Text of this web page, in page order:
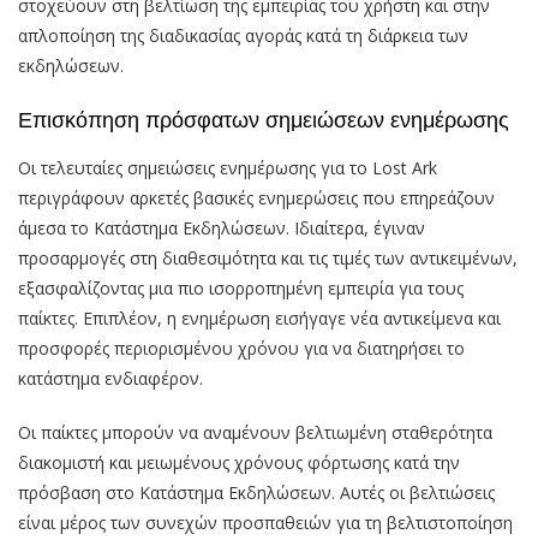
στοχεύουν στη βελτίωση της εμπειρίας του χρήστη και στην
απλοποίηση της διαδικασίας αγοράς κατά τη διάρκεια των
εκδηλώσεων.
Επισκόπηση πρόσφατων σημειώσεων ενημέρωσης
Οι τελευταίες σημειώσεις ενημέρωσης για το Lost Ark
περιγράφουν αρκετές βασικές ενημερώσεις που επηρεάζουν
άμεσα το Κατάστημα Εκδηλώσεων. Ιδιαίτερα, έγιναν
προσαρμογές στη διαθεσιμότητα και τις τιμές των αντικειμένων,
εξασφαλίζοντας μια πιο ισορροπημένη εμπειρία για τους
παίκτες. Επιπλέον, η ενημέρωση εισήγαγε νέα αντικείμενα και
προσφορές περιορισμένου χρόνου για να διατηρήσει το
κατάστημα ενδιαφέρον.
Οι παίκτες μπορούν να αναμένουν βελτιωμένη σταθερότητα
διακομιστή και μειωμένους χρόνους φόρτωσης κατά την
πρόσβαση στο Κατάστημα Εκδηλώσεων. Αυτές οι βελτιώσεις
είναι μέρος των συνεχών προσπαθειών για τη βελτιστοποίηση